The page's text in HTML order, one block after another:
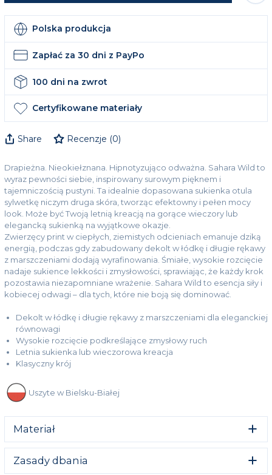
Polska produkcja
Zapłać za 30 dni z PayPo
100 dni na zwrot
Certyfikowane materiały
Share Recenzje (0)
Drapieżna. Nieokiełznana. Hipnotyzująco odważna. Sahara Wild to
wyraz pewności siebie, inspirowany surowym pięknem i
tajemniczością pustyni. Ta idealnie dopasowana sukienka otula
sylwetkę niczym druga skóra, tworząc efektowny i pełen mocy
look. Może być Twoją letnią kreacją na gorące wieczory lub
elegancką sukienką na wyjątkowe okazje.
Zwierzęcy print w ciepłych, ziemistych odcieniach emanuje dziką
energią, podczas gdy zabudowany dekolt w łódkę i długie rękawy
z marszczeniami dodają wyrafinowania. Śmiałe, wysokie rozcięcie
nadaje sukience lekkości i zmysłowości, sprawiając, że każdy krok
pozostawia niezapomniane wrażenie. Sahara Wild to esencja siły i
kobiecej odwagi – dla tych, które nie boją się dominować.
Dekolt w łódkę i długie rękawy z marszczeniami dla eleganckiej
równowagi
Wysokie rozcięcie podkreślające zmysłowy ruch
Letnia sukienka lub wieczorowa kreacja
Klasyczny krój
Uszyte w Bielsku-Białej
Materiał
92% poliester 8% elastan
OEKO-TEX® STANDARD 100
Zasady dbania